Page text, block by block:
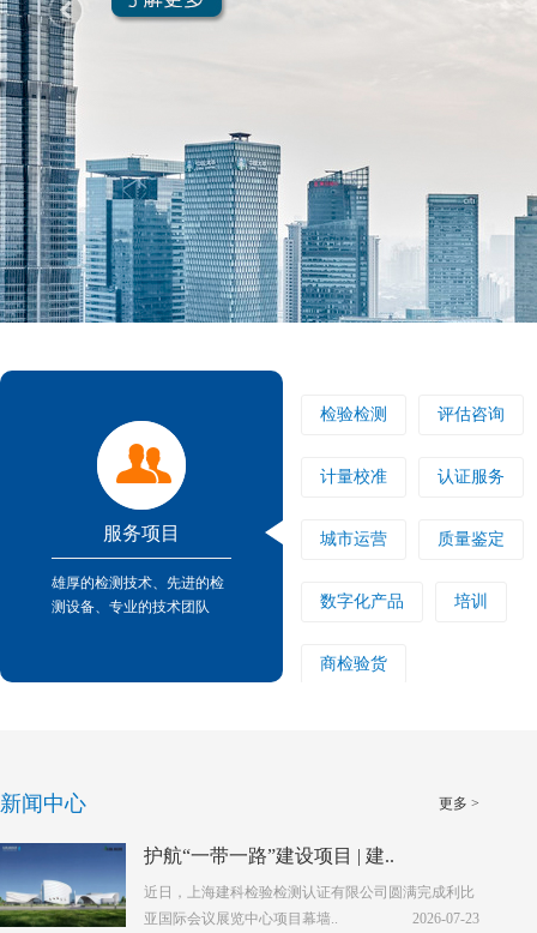
服务项目
雄厚的检测技术、先进的检
测设备、专业的技术团队
检验检测 评估咨询
计量校准 认证服务
城市运营 质量鉴定
数字化产品 培训
商检验货
新闻中心 更多 >
护航“一带一路”建设项目 | 建..
近日，上海建科检验检测认证有限公司圆满完成利比
亚国际会议展览中心项目幕墙..
2026-07-23